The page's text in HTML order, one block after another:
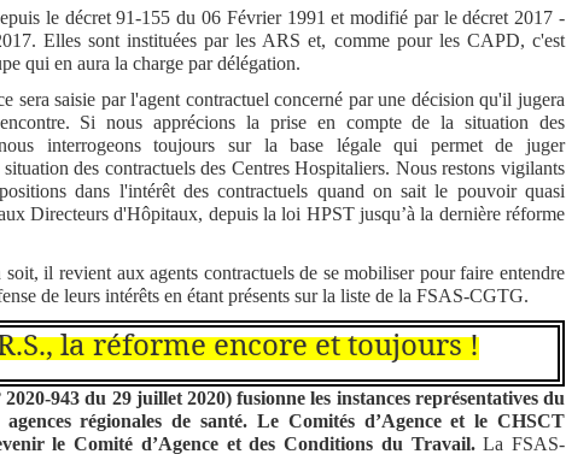
décret 91-155 du 06 Février 1991 et modifié par le décret 2017 -
Elles sont instituées par les ARS et, comme pour les CAPD, c'est
qui en aura la charge par délégation.
saisie par l'agent contractuel concerné par une décision qu'il jugera
Si nous apprécions la prise en compte de la situation des
interrogeons toujours sur la base légale qui permet de juger
situation des contractuels des Centres Hospitaliers. Nous restons vigilants
dans l'intérêt des contractuels quand on sait le pouvoir quasi
Directeurs d'Hôpitaux, depuis la loi HPST jusqu’à la dernière réforme
revient aux agents contractuels de se mobiliser pour faire entendre
de leurs intérêts en étant présents sur la liste de la FSAS-CGTG.
la réforme encore et toujours !
943 du 29 juillet 2020) fusionne les instances représentatives du
agences régionales de santé. Le Comités d’Agence et le CHSCT
le Comité d’Agence et des Conditions du Travail.La FSAS-